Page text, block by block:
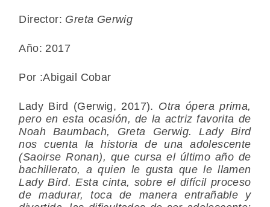
Director: Greta Gerwig
Año: 2017
Por :Abigail Cobar
Lady Bird (Gerwig, 2017). Otra ópera prima,
pero en esta ocasión, de la actriz favorita de
Noah Baumbach, Greta Gerwig. Lady Bird
nos cuenta la historia de una adolescente
(Saoirse Ronan), que cursa el último año de
bachillerato, a quien le gusta que le llamen
Lady Bird. Esta cinta, sobre el difícil proceso
de madurar, toca de manera entrañable y